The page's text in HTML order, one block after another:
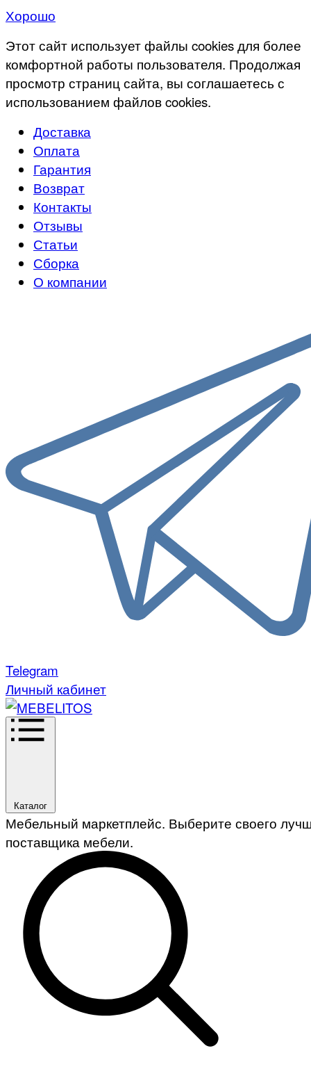
Хорошо
Этот сайт использует файлы cookies для более
комфортной работы пользователя. Продолжая
просмотр страниц сайта, вы соглашаетесь с
использованием файлов cookies.
Доставка
Оплата
Гарантия
Возврат
Контакты
Отзывы
Статьи
Сборка
О компании
Telegram
Личный кабинет
Каталог
Мебельный маркетплейс. Выберите своего
поставщика мебели.